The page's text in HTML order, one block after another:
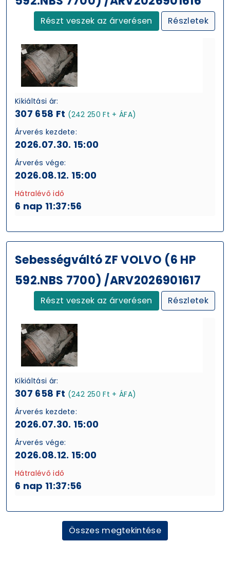
Részt veszek az árverésen Részletek
Kikiáltási ár:
307 658 Ft (242 250 Ft + ÁFA)
Árverés kezdete:
2026.07.30. 15:00
Árverés vége:
2026.08.12. 15:00
Hátralévő idő
6 nap 11:37:56
Sebességváltó ZF VOLVO (6 HP
592.NBS 7700) /ARV2026901617
Részt veszek az árverésen Részletek
Kikiáltási ár:
307 658 Ft (242 250 Ft + ÁFA)
Árverés kezdete:
2026.07.30. 15:00
Árverés vége:
2026.08.12. 15:00
Hátralévő idő
6 nap 11:37:56
Összes megtekintése